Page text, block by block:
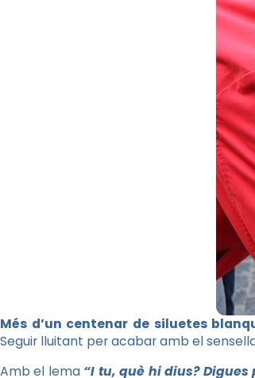
Més d’un centenar de siluetes
Seguir lluitant per acabar amb el
Amb el lema “I tu, què hi dius?